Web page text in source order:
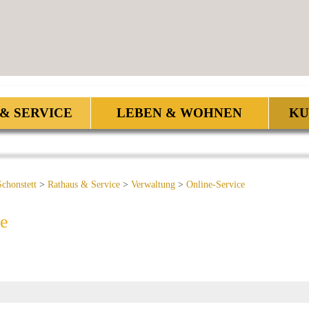
0,1
SERVICE LEBEN & WOHNEN
> Rathaus & Service > Verwaltung > Online-Service